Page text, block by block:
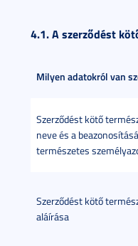
4.1. A szerződést
Milyen adatokról van
Szerződést kötő
neve és a
természetes
Szerződést kötő
aláírása